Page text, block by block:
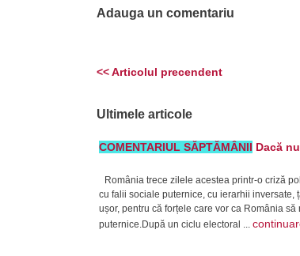
Adauga un comentariu
<< Articolul precendent
Ultimele articole
COMENTARIUL SĂPTĂMÂNII Dacă
România trece zilele acestea printr-o criză
cu falii sociale puternice, cu ierarhii inversate,
ușor, pentru că forțele care vor ca România
puternice.După un ciclu electoral ...